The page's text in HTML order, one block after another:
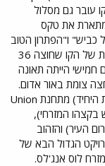
ולאורך הקו עובר גם מסלול
את טקס
כביש" ו"הפתרון הטוב
מוזכרת גם בעיית הבטיחות של הקו שחוצה 36
חמישי הייתה תאונה
צומת באור אדום.
הקווים האחרים בעיר: האדום (קו הרכבת התחתית היחיד) מתחנת Union
בקצהו המזרחי),
דרום), הירוק (לאורך כביש 105 בדרום העיר) והזהוב
הגדול הבא של
לוס אנג'לס.